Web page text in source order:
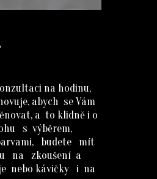
na hodinu,
abych se Vám
a to klidně i o
s výběrem,
budete mít
na zkoušení a
nebo kávičky i na